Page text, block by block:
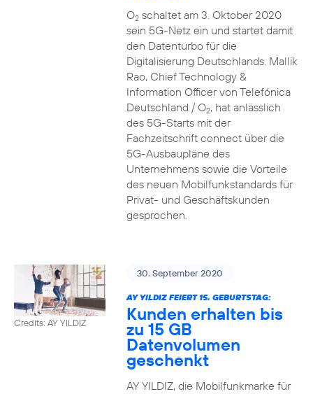
O2schaltet am 3. Oktober 2020
sein 5G-Netz ein und startet damit
den Datenturbo für die
Digitalisierung Deutschlands. Mallik
Rao, Chief Technology &
Information Officer von Telefónica
Deutschland / O2, hat anlässlich
des 5G-Starts mit der
Fachzeitschrift connect über die
5G-Ausbaupläne des
Unternehmens sowie die Vorteile
des neuen Mobilfunkstandards für
Privat- und Geschäftskunden
gesprochen.
Credits: AY YILDIZ
30. September 2020
AY YILDIZ FEIERT 15. GEBURTSTAG:
Kunden erhalten bis
zu 15 GB
Datenvolumen
geschenkt
AY YILDIZ, die Mobilfunkmarke für